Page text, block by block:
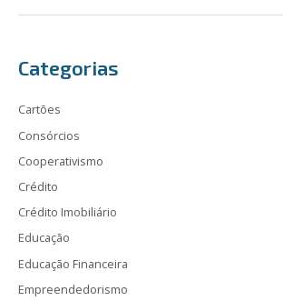
Categorias
Cartões
Consórcios
Cooperativismo
Crédito
Crédito Imobiliário
Educação
Educação Financeira
Empreendedorismo